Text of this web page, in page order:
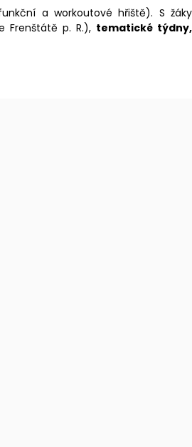
a workoutové hřiště). S žáky
Frenštátě p. R.), tematické týdny,